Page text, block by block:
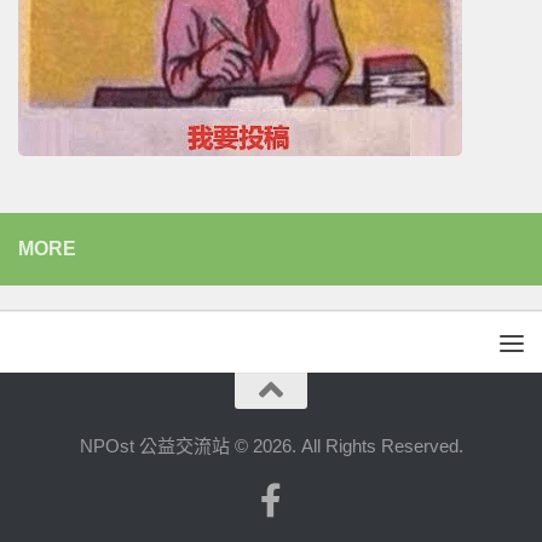
MORE
NPOst 公益交流站 © 2026. All Rights Reserved.